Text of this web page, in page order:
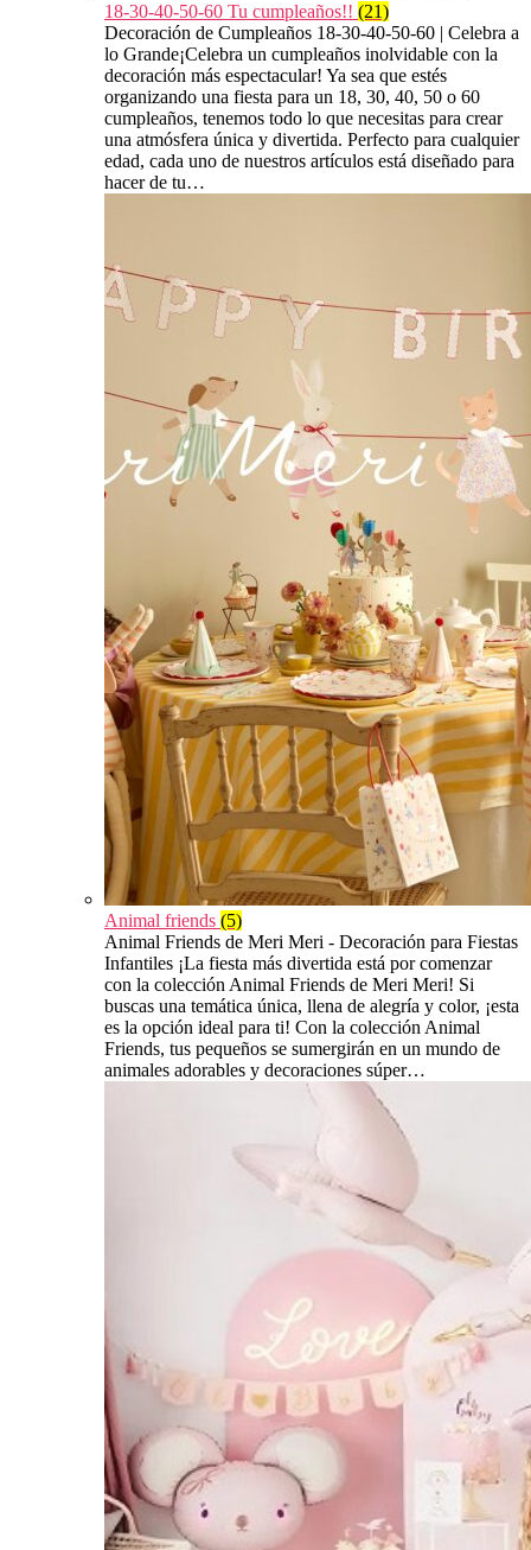
18-30-40-50-60 Tu cumpleaños!! (21)
Decoración de Cumpleaños 18-30-40-50-60 | Celebra a
lo Grande¡Celebra un cumpleaños inolvidable con la
decoración más espectacular! Ya sea que estés
organizando una fiesta para un 18, 30, 40, 50 o 60
cumpleaños, tenemos todo lo que necesitas para crear
una atmósfera única y divertida. Perfecto para cualquier
edad, cada uno de nuestros artículos está diseñado para
hacer de tu…
Animal friends (5)
Animal Friends de Meri Meri - Decoración para Fiestas
Infantiles ¡La fiesta más divertida está por comenzar
con la colección Animal Friends de Meri Meri! Si
buscas una temática única, llena de alegría y color, ¡esta
es la opción ideal para ti! Con la colección Animal
Friends, tus pequeños se sumergirán en un mundo de
animales adorables y decoraciones súper…